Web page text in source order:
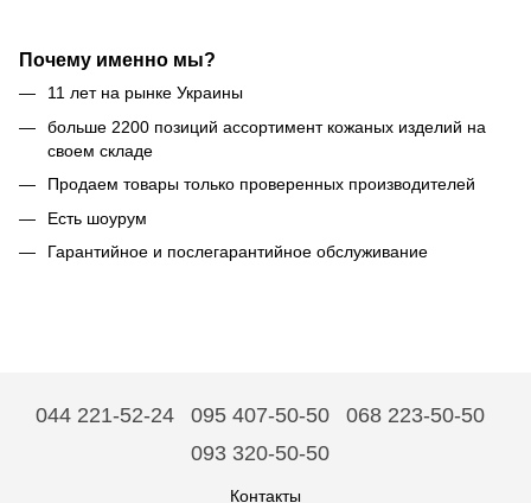
Почему именно мы?
11 лет на рынке Украины
больше 2200 позиций ассортимент кожаных изделий на
своем складе
Продаем товары только проверенных производителей
Есть шоурум
Гарантийное и послегарантийное обслуживание
044 221-52-24 095 407-50-50
068 223-50-50
093 320-50-50
Контакты